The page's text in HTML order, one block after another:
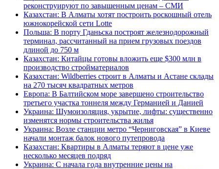
реконструируют по завышенным ценам – СМИ
Казахстан: В Алматы хотят построить роскошный отель
южнокорейской сети Lotte
Польша: В порту Гданьска построят железнодорожный
терминал, рассчитанный на прием грузовых поездов
длиной до 750 м
Казахстан: Китайцы готовы вложить еще $300 млн в
производство стройматериалов
Казахстан: Wildberries строит в Алматы и Астане склады
на 270 тысяч квадратных метров
Европа: В Балтийском море завершено строительство
третьего участка тоннеля между Германией и Данией
Украина: Шумоизоляция, укрытие, лифты: существенно
изменятся нормы строительства жилья
Украина: Возле станции метро “Черниговская” в Киеве
начали монтаж балок нового путепровода
Казахстан: Квартиры в Алматы теряют в цене уже
несколько месяцев подряд
Украина: С начала года внутренние цены на